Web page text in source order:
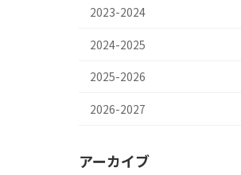
2023-2024
2024-2025
2025-2026
2026-2027
アーカイブ